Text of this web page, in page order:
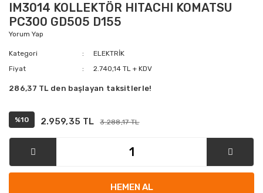
IM3014 KOLLEKTÖR HITACHI KOMATSU
PC300 GD505 D155
Yorum Yap
Kategori
ELEKTRİK
Fiyat
2.740,14 TL + KDV
286,37 TL den başlayan taksitlerle!
%10 2.959,35 TL 3.288,17 TL
HEMEN AL